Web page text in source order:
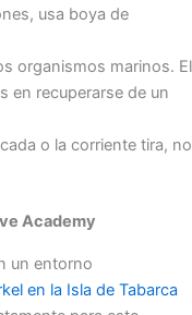
usa boya de
organismos marinos. El
en recuperarse de un
o la corriente tira, no
Academy
un entorno
en la Isla de Tabarca